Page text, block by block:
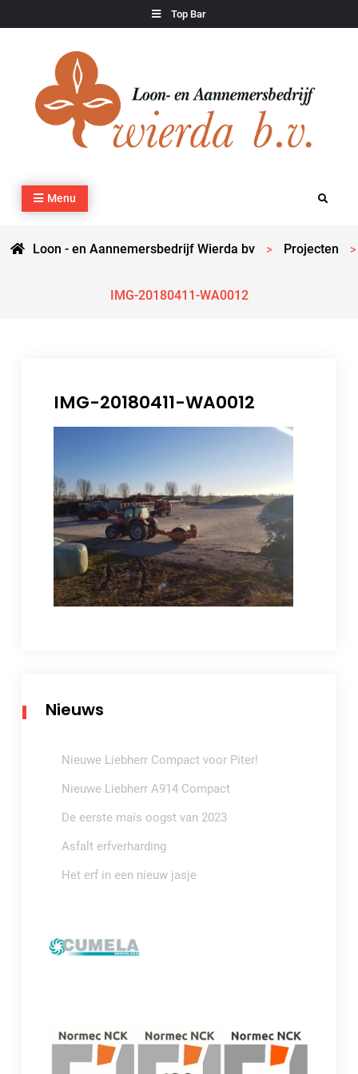
to
Top Bar
Loon – en Aannemersbedrijf Wierda bv
Kraan- en machineverhuur, agrarisch werk, grondverzet,
cultuurtechnisch werk en transport
Menu Search
Loon - en Aannemersbedrijf Wierda bv > Projecten >
IMG-20180411-WA0012
IMG-20180411-WA0012
Nieuws
Nieuwe Liebherr Compact voor Piter!
Nieuwe Liebherr A914 Compact
De eerste maïs oogst van 2023
Asfalt erfverharding
Het erf in een nieuw jasje